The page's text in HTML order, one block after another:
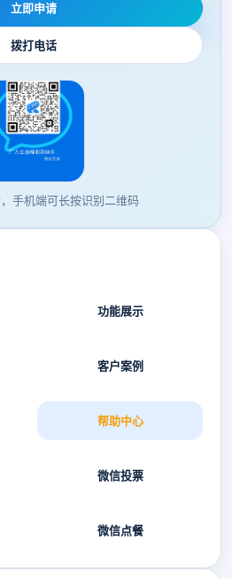
立即申请
拨打电话
手机端可长按识别二维码
功能展示
客户案例
帮助中心
微信投票
微信点餐